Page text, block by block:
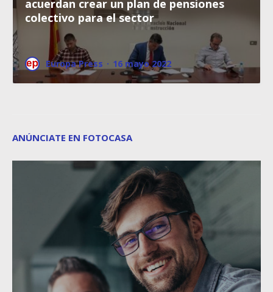
acuerdan crear un plan de pensiones
colectivo para el sector
Europa Press · 16 mayo 2022
ANÚNCIATE EN FOTOCASA